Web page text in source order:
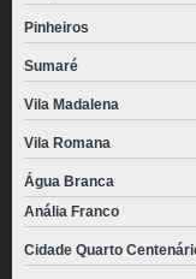
Pinheiros
Sumaré
Vila Madalena
Vila Romana
Água Branca
Anália Franco
Cidade Quarto